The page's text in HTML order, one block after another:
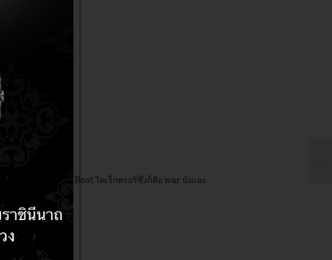
ม้าส์ปุ่มขวาที่ web Root ไดเร็กทรอรี่ซึ่งก็คือ war นั่นเอง